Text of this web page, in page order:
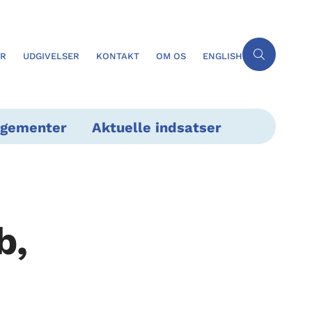
UDGIVELSER KONTAKT OM OS ENGLISH
Aktuelle indsatser